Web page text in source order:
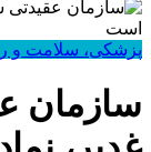
پزشکی، سلامت و
سازمان